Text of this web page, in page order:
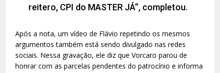
reitero, CPI do MASTER JÁ”, completou.
Após a nota, um vídeo de Flávio repetindo os mesmos
argumentos também está sendo divulgado nas redes
sociais. Nessa gravação, ele diz que Vorcaro parou de
honrar com as parcelas pendentes do patrocínio e informa